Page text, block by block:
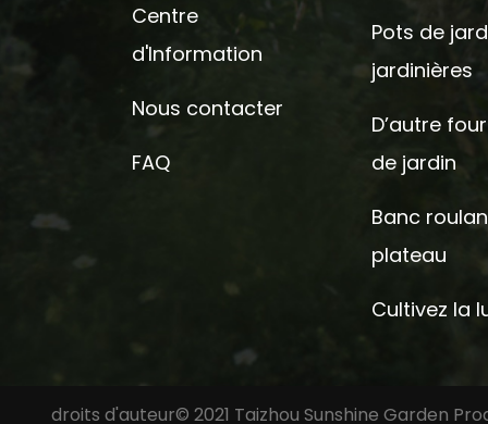
Centre
d'Information
Nous contacter
FAQ
Pots de
jardinières
D’autre
de jardin
Banc
plateau
Cultivez la
droits d'auteur© 2021 Taizhou Sunshine Garden